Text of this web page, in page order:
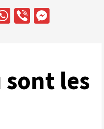
WhatsApp
Viber
les